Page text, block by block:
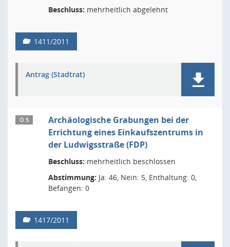
Beschluss: mehrheitlich abgelehnt
1411/2011
Antrag (Stadtrat)
Ö 5
Archäologische Grabungen bei der
Errichtung eines Einkaufszentrums in
der Ludwigsstraße (FDP)
Beschluss: mehrheitlich beschlossen
Abstimmung: Ja: 46, Nein: 5, Enthaltung: 0,
Befangen: 0
1417/2011